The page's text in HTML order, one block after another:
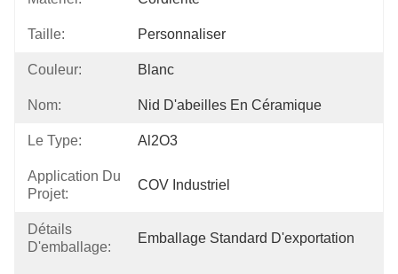
Taille: Personnaliser
Couleur: Blanc
Nom: Nid D'abeilles En Céramique
Le Type: Al2O3
Application Du
Projet:
COV Industriel
Détails
D'emballage:
Emballage Standard D'exportation